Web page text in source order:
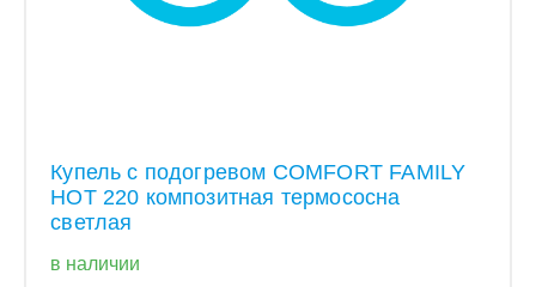
Купель с подогревом COMFORT FAMILY
HOT 220 композитная термососна
светлая
в наличии